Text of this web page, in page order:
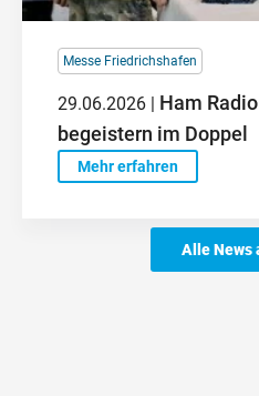
Messe Friedrichshafen
29.06.2026 | Ham
begeistern im Doppel
Mehr erfahren
Alle News